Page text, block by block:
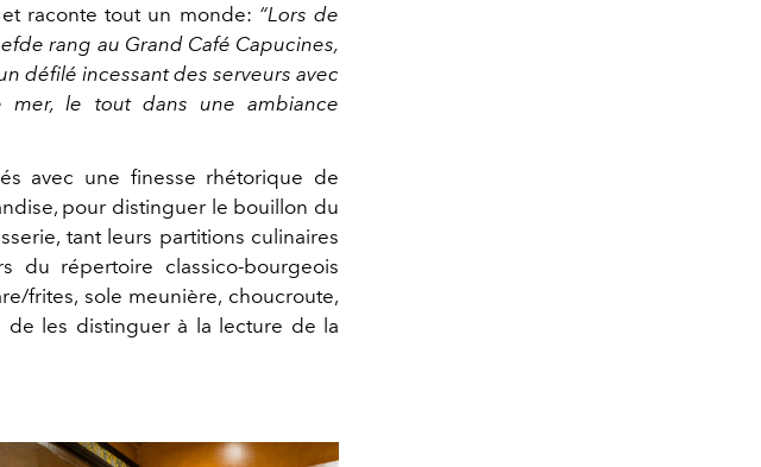
raconte tout un monde: “Lors de
rang au Grand Café Capucines,
défilé incessant des serveurs avec
le tout dans une ambiance
avec une finesse rhétorique de
pour distinguer le bouillon du
tant leurs partitions culinaires
du répertoire classico-bourgeois
frites, sole meunière, choucroute,
de les distinguer à la lecture de la